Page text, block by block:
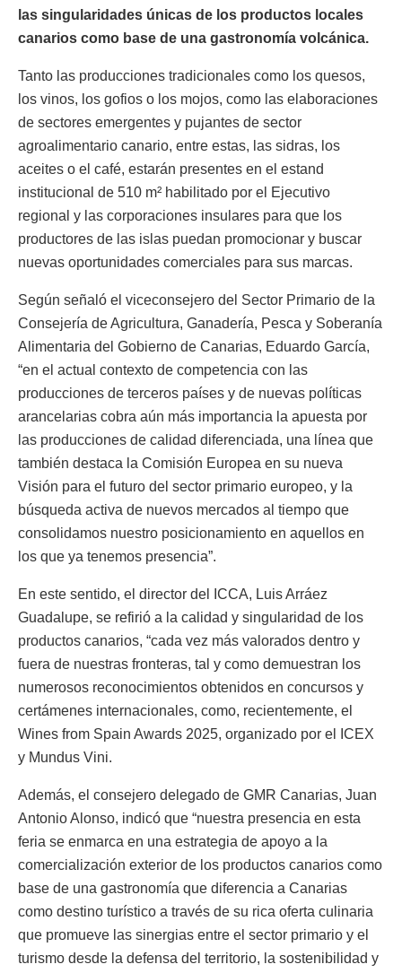
las singularidades únicas de los productos locales
canarios como base de una gastronomía volcánica.
Tanto las producciones tradicionales como los quesos,
los vinos, los gofios o los mojos, como las elaboraciones
de sectores emergentes y pujantes de sector
agroalimentario canario, entre estas, las sidras, los
aceites o el café, estarán presentes en el estand
institucional de 510 m² habilitado por el Ejecutivo
regional y las corporaciones insulares para que los
productores de las islas puedan promocionar y buscar
nuevas oportunidades comerciales para sus marcas.
Según señaló el viceconsejero del Sector Primario de la
Consejería de Agricultura, Ganadería, Pesca y Soberanía
Alimentaria del Gobierno de Canarias, Eduardo García,
“en el actual contexto de competencia con las
producciones de terceros países y de nuevas políticas
arancelarias cobra aún más importancia la apuesta por
las producciones de calidad diferenciada, una línea que
también destaca la Comisión Europea en su nueva
Visión para el futuro del sector primario europeo, y la
búsqueda activa de nuevos mercados al tiempo que
consolidamos nuestro posicionamiento en aquellos en
los que ya tenemos presencia”.
En este sentido, el director del ICCA, Luis Arráez
Guadalupe, se refirió a la calidad y singularidad de los
productos canarios, “cada vez más valorados dentro y
fuera de nuestras fronteras, tal y como demuestran los
numerosos reconocimientos obtenidos en concursos y
certámenes internacionales, como, recientemente, el
Wines from Spain Awards 2025, organizado por el ICEX
y Mundus Vini.
Además, el consejero delegado de GMR Canarias, Juan
Antonio Alonso, indicó que “nuestra presencia en esta
feria se enmarca en una estrategia de apoyo a la
comercialización exterior de los productos canarios como
base de una gastronomía que diferencia a Canarias
como destino turístico a través de su rica oferta culinaria
que promueve las sinergias entre el sector primario y el
turismo desde la defensa del territorio, la sostenibilidad y